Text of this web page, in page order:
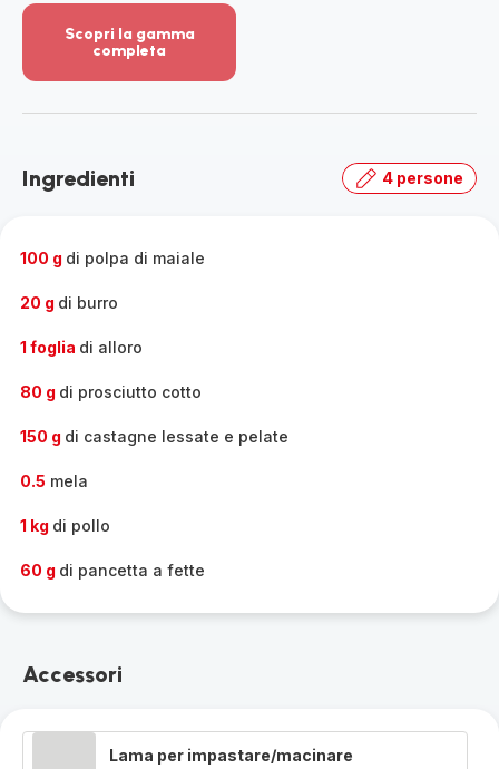
Scopri la gamma
completa
dettagli
la
Ingredienti 4 persone
100 g di polpa di maiale
20 g di burro
1 foglia di alloro
80 g di prosciutto cotto
150 g di castagne lessate e pelate
0.5 mela
1 kg di pollo
60 g di pancetta a fette
Accessori
Lama per impastare/macinare